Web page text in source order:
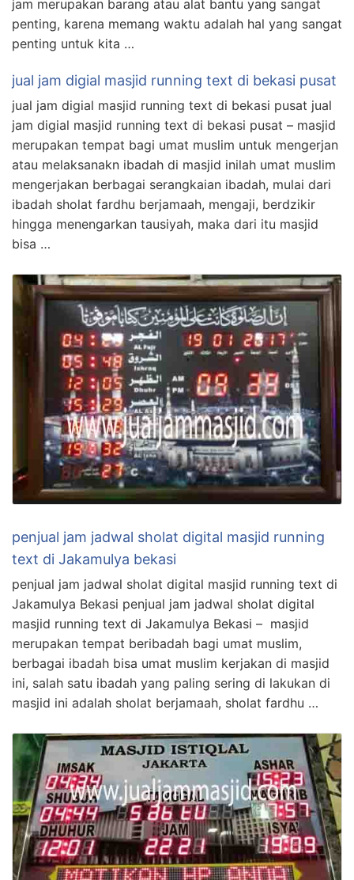
jam merupakan barang atau alat bantu yang sangat
penting, karena memang waktu adalah hal yang sangat
penting untuk kita …
jual jam digial masjid running text di bekasi pusat
jual jam digial masjid running text di bekasi pusat jual
jam digial masjid running text di bekasi pusat – masjid
merupakan tempat bagi umat muslim untuk mengerjan
atau melaksanakn ibadah di masjid inilah umat muslim
mengerjakan berbagai serangkaian ibadah, mulai dari
ibadah sholat fardhu berjamaah, mengaji, berdzikir
hingga menengarkan tausiyah, maka dari itu masjid
bisa …
penjual jam jadwal sholat digital masjid running
text di Jakamulya bekasi
penjual jam jadwal sholat digital masjid running text di
Jakamulya Bekasi penjual jam jadwal sholat digital
masjid running text di Jakamulya Bekasi – masjid
merupakan tempat beribadah bagi umat muslim,
berbagai ibadah bisa umat muslim kerjakan di masjid
ini, salah satu ibadah yang paling sering di lakukan di
masjid ini adalah sholat berjamaah, sholat fardhu …